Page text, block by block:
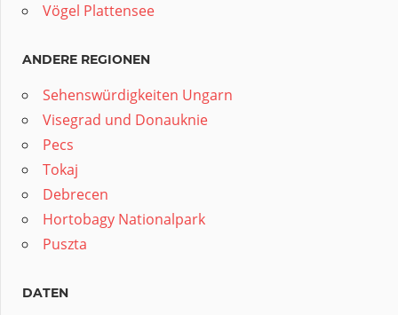
Vögel Plattensee
ANDERE REGIONEN
Sehenswürdigkeiten Ungarn
Visegrad und Donauknie
Pecs
Tokaj
Debrecen
Hortobagy Nationalpark
Puszta
DATEN